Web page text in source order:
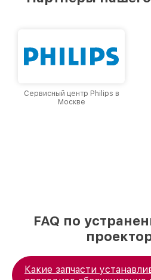
Сервисный центр Philips в
Москве
FAQ по
Какие запчасти